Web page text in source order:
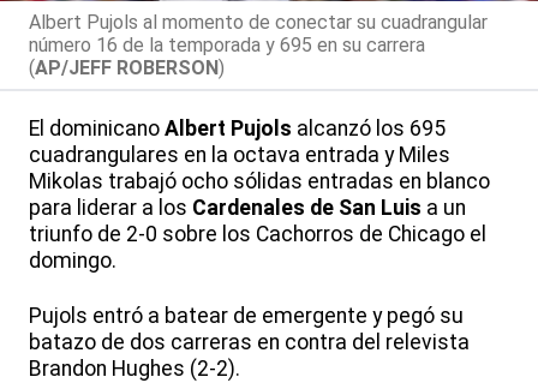
Albert Pujols al momento de conectar su cuadrangular
número 16 de la temporada y 695 en su carrera
(AP/JEFF ROBERSON)
El dominicano Albert Pujols alcanzó los 695
cuadrangulares en la octava entrada y Miles
Mikolas trabajó ocho sólidas entradas en blanco
para liderar a los Cardenales de San Luis a un
triunfo de 2-0 sobre los Cachorros de Chicago el
domingo.
Pujols entró a batear de emergente y pegó su
batazo de dos carreras en contra del relevista
Brandon Hughes (2-2).